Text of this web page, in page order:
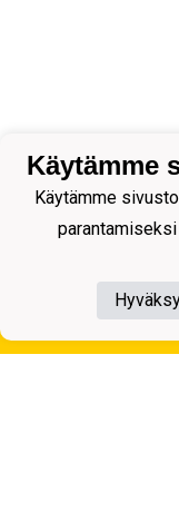
Tietosuojaseloste
Käytämme
Käytämme